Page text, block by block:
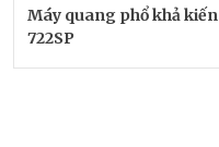
Máy quang phổ khả kiến
722SP